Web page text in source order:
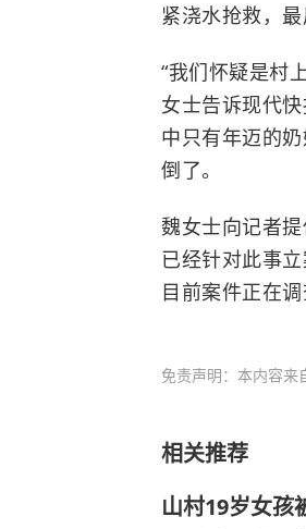
紧浇水抢救，
“我们怀疑是村
女士告诉现代
中只有年迈的
倒了。
魏女士向记者
已经针对此事
目前案件正在
免责声明：本内容来
相关推荐
山村19岁女孩